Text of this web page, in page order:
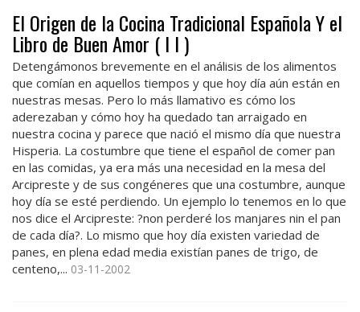
El Origen de la Cocina Tradicional Española Y el
Libro de Buen Amor ( I I )
Detengámonos brevemente en el análisis de los alimentos
que comían en aquellos tiempos y que hoy día aún están en
nuestras mesas. Pero lo más llamativo es cómo los
aderezaban y cómo hoy ha quedado tan arraigado en
nuestra cocina y parece que nació el mismo día que nuestra
Hisperia. La costumbre que tiene el español de comer pan
en las comidas, ya era más una necesidad en la mesa del
Arcipreste y de sus congéneres que una costumbre, aunque
hoy día se esté perdiendo. Un ejemplo lo tenemos en lo que
nos dice el Arcipreste: ?non perderé los manjares nin el pan
de cada día?. Lo mismo que hoy día existen variedad de
panes, en plena edad media existían panes de trigo, de
centeno,... 03-11-2002